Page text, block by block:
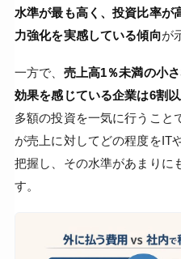
水準が最も高く、投資比率が
力強化を実感している傾向が
一方で、 売上高1％未満の小
効果を感じている企業は6割
多額の投資を一気に行うこと
が売上に対してどの程度をIT
把握し、その水準があまりに
す。